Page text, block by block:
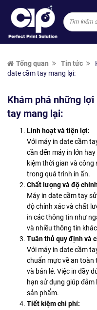
Tổng quan Tin tức
date cầm tay mang lại:
Khám phá những
tay mang lại:
Linh hoạt và tiện lợi:
Với máy in date cầm
cần đến máy in lớn
kiệm thời gian và
trong quá trình in ấn.
Chất lượng và độ
Máy in date cầm tay
độ chính xác và chất
in các thông tin như
và nhiều thông tin
Tuân thủ quy định và
Với máy in date cầm
chuẩn mực về an toàn
và bán lẻ. Việc in đầy
hạn sử dụng giúp
sản phẩm.
Tiết kiệm chi phí: